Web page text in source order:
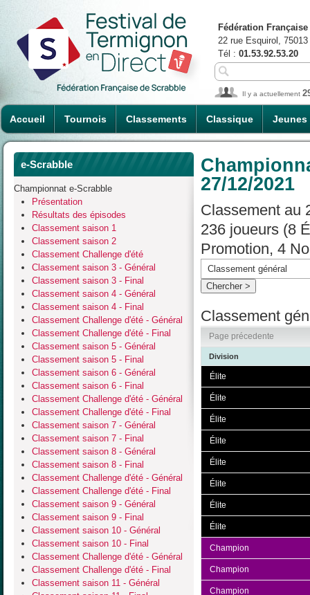
Accueil Tournois Classements Classique Jeunes
Fédération
22 rue Esquirol,
Tél : 01.53.92.53.20
Il y a actuellement
e-Scrabble
Championnat e-Scrabble
Présentation
Résultats des épisodes
Classement saison 1
Classement saison 2
Classement Challenge d'été
Classement saison 3 - Général
Classement saison 3 - Final
Classement saison 4 - Général
Classement saison 4 - Final
Classement Challenge d'été - Général
Classement Challenge d'été - Final
Classement saison 5 - Général
Classement saison 5 - Final
Classement saison 6 - Général
Classement saison 6 - Final
Classement Challenge d'été - Général
Classement Challenge d'été - Final
Classement saison 7 - Général
Classement saison 7 - Final
Classement saison 8 - Général
Classement saison 8 - Final
Classement Challenge d'été - Général
Classement Challenge d'été - Final
Classement saison 9 - Général
Classement saison 9 - Final
Classement saison 10 - Général
Classement saison 10 - Final
Classement Challenge d'été - Général
Classement Challenge d'été - Final
Classement saison 11 - Général
27/12/2021
Classement au
236 joueurs (8
Promotion, 4
Classement
Page précedente
Division
Élite
Élite
Élite
Élite
Élite
Élite
Élite
Élite
Champion
Champion
Champion